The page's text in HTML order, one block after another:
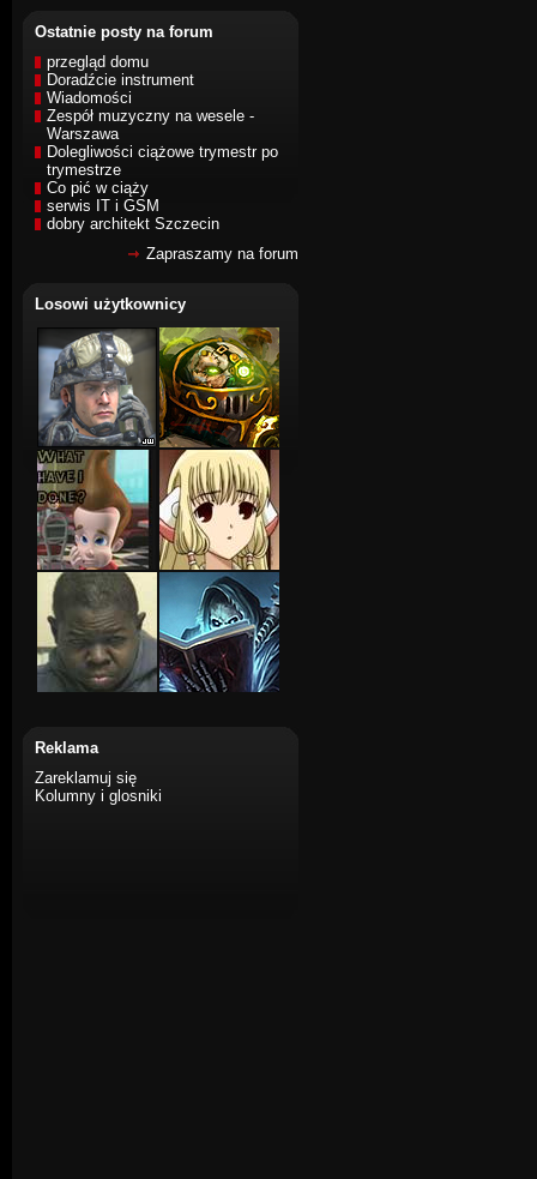
Ostatnie posty na forum
przegląd domu
Doradźcie instrument
Wiadomości
Zespół muzyczny na wesele -
Warszawa
Dolegliwości ciążowe trymestr po
trymestrze
Co pić w ciąży
serwis IT i GSM
dobry architekt Szczecin
Zapraszamy na forum
Losowi użytkownicy
Reklama
Zareklamuj się
Kolumny i glosniki